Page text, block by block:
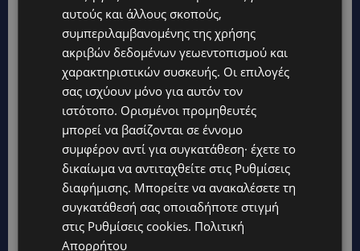
1ο βραβείο: Λύκειο Α΄ Εθνάρχη Μακαρίου Γ΄
Πάφου, Γκόλφω forever του Ντίνου
Σπυρόπουλου.
2ο βραβείο: Γυμνάσιο-Λύκειο Πολεμίου, Ο
αυτοκράτορας Τζόουνς του Ευγένιου Ο΄Νηλ.
3ο βραβείο: Λύκειο Κύκκου Πάφου, Η θαυμαστή
μπαλωματού του Φ. Γ. Λόρκα.
ΕΠΙΤΡΟΠΕΣ ΕΙΔΙΚΩΝ ΤΩΝ 37ΩΝ ΠΑΓΚΥΠΡΙΩΝ
αυτούς και άλλους σκοπούς,
συμπεριλαμβανομένης της χρήσης
ακριβών δεδομένων γεωεντοπισμού και
χαρακτηριστικών συσκευής. Οι επιλογές
σας ισχύουν μόνο για αυτόν τον
ιστότοπο. Ορισμένοι προμηθευτές
μπορεί να βασίζονται σε έννομο
συμφέρον αντί για συγκατάθεση· έχετε το
δικαίωμα να αντιταχθείτε στις Ρυθμίσεις
διαφήμισης. Μπορείτε να ανακαλέσετε τη
συγκατάθεσή σας οποιαδήποτε στιγμή
στις Ρυθμίσεις cookies. Πολιτική
Απορρήτου